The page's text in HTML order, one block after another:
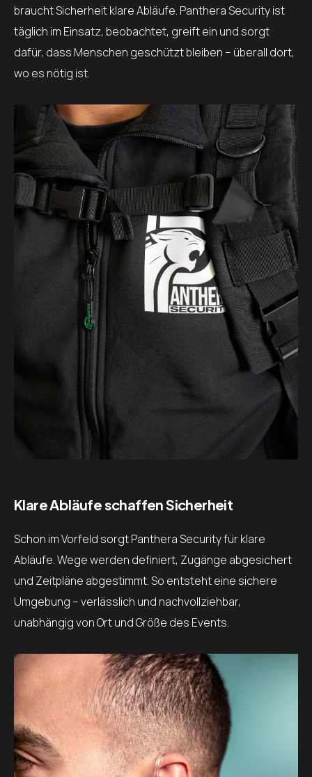
braucht Sicherheit klare Abläufe. Panthera Security ist
täglich im Einsatz, beobachtet, greift ein und sorgt
dafür, dass Menschen geschützt bleiben – überall dort,
wo es nötig ist.
Klare Abläufe schaffen Sicherheit
Schon im Vorfeld sorgt Panthera Security für klare
Abläufe. Wege werden definiert, Zugänge abgesichert
und Zeitpläne abgestimmt. So entsteht eine sichere
Umgebung – verlässlich und nachvollziehbar,
unabhängig von Ort und Größe des Events.